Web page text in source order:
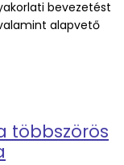
bevezetést
alapvető
képzése az
többszörös